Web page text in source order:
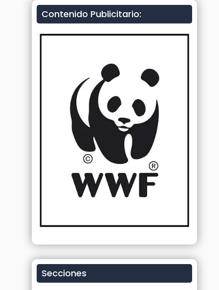
Contenido Publicitario:
Secciones